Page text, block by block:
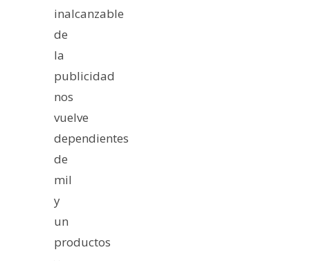
inalcanzable
de
la
publicidad
nos
vuelve
dependientes
de
mil
y
un
productos